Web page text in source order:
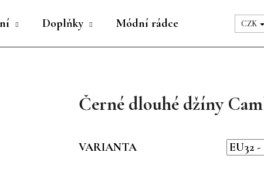
Doplňky Módní rádce Péče & Šatník
CZK
Černé dlouhé džíny
VARIANTA
HLEDAT